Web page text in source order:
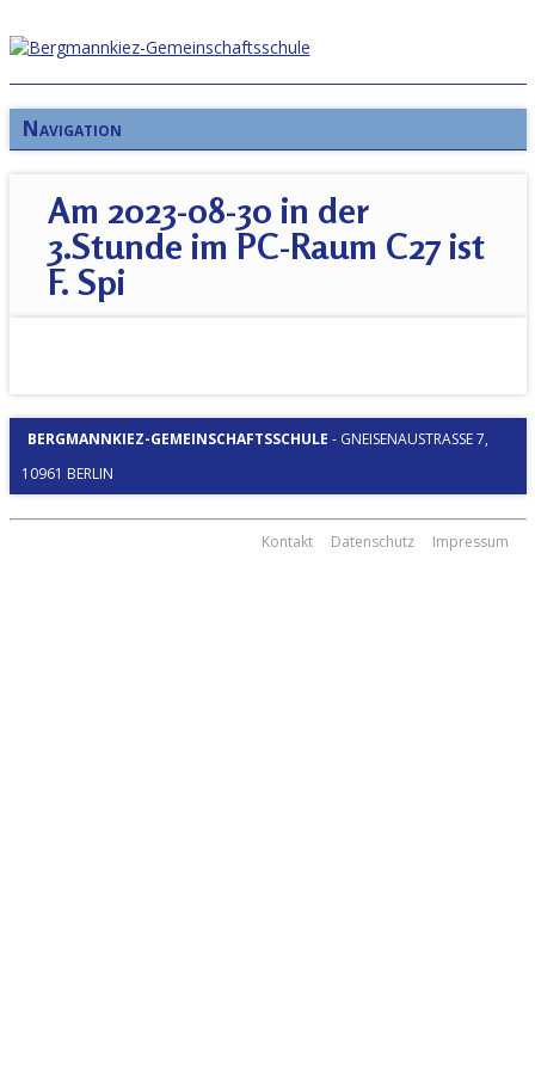
Navigation
Am 2023-08-30 in der
3.Stunde im PC-Raum C27 ist
F. Spi
BERGMANNKIEZ-GEMEINSCHAFTSSCHULE - GNEISENAUSTRASSE 7, 1
0961 BERLIN
Kontakt Datenschutz Impressum